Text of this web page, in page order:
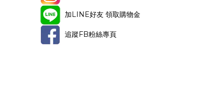
加LINE好友 領取購物金
追蹤FB粉絲專頁